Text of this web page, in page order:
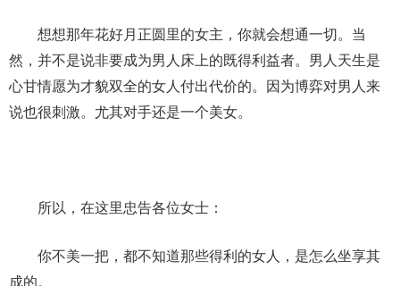
想想那年花好月正圆里的女主，你就会想通一切。当
然，并不是说非要成为男人床上的既得利益者。男人天生是
心甘情愿为才貌双全的女人付出代价的。因为博弈对男人来
说也很刺激。尤其对手还是一个美女。
所以，在这里忠告各位女士：
你不美一把，都不知道那些得利的女人，是怎么坐享其
成的。